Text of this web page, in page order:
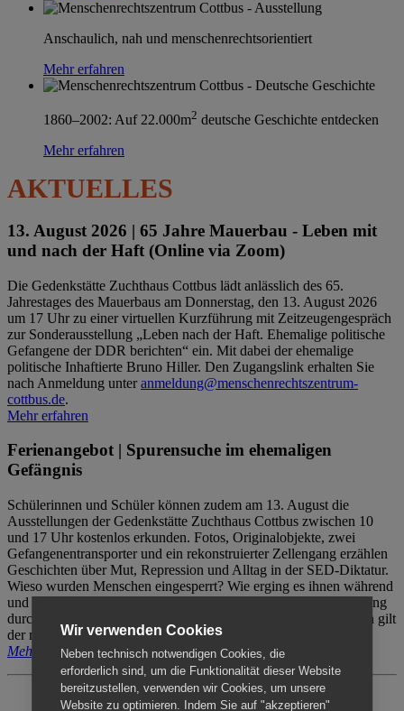
Anschaulich, nah und menschenrechtsorientiert
Mehr erfahren
1860–2002: Auf 22.000m2 deutsche Geschichte entdecken
Mehr erfahren
AKTUELLES
13. August 2026 | 65 Jahre Mauerbau - Leben mit
und nach der Haft (Online via Zoom)
Die Gedenkstätte Zuchthaus Cottbus lädt anlässlich des 65.
Jahrestages des Mauerbaus am Donnerstag, den 13. August 2026
um 17 Uhr zu einer virtuellen Kurzführung mit Zeitzeugengespräch
zur Sonderausstellung „Leben nach der Haft. Ehemalige politische
Gefangene der DDR berichten“ ein. Mit dabei der ehemalige
politische Inhaftierte Bruno Hiller. Den Zugangslink erhalten Sie
nach Anmeldung unteranmeldung@menschenrechtszentrum-
cottbus.de.
Mehr erfahren
Ferienangebot | Spurensuche im ehemaligen
Gefängnis
Schülerinnen und Schüler können zudem am 13. August die
Ausstellungen der Gedenkstätte Zuchthaus Cottbus zwischen 10
und 17 Uhr kostenlos erkunden. Fotos, Originalobjekte, zwei
Gefangenentransporter und ein rekonstruierter Zellengang erzählen
Geschichten über Mut, Repression und Alltag in der SED-Diktatur.
Wieso wurden Menschen eingesperrt? Wie erging es ihnen während
und nach der Haft? Der Besuch erfolgt individuell ohne Betreuung
durch das Menschenrechtszentrum Cottbus. Für Begleitpersonen gilt
der reguläre Eintritt (8€ / ermäßigt 5€).
Mehr erfahren
Wir verwenden Cookies
Neben technisch notwendigen Cookies, die
erforderlich sind, um die Funktionalität dieser Website
bereitzustellen, verwenden wir Cookies, um unsere
Website zu optimieren. Indem Sie auf "akzeptieren"